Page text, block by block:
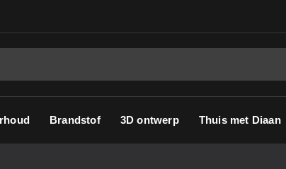
Brandstof 3D ontwerp Thuis met Diaan